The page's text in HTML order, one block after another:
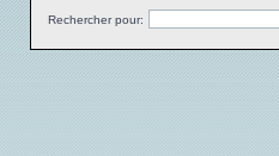
Rechercher pour: